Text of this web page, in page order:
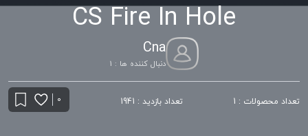
CS Fire In Hole
Cna
دنبال کننده ها : 1
تعداد محصولات : 1 تعداد بازدید : 1941 0